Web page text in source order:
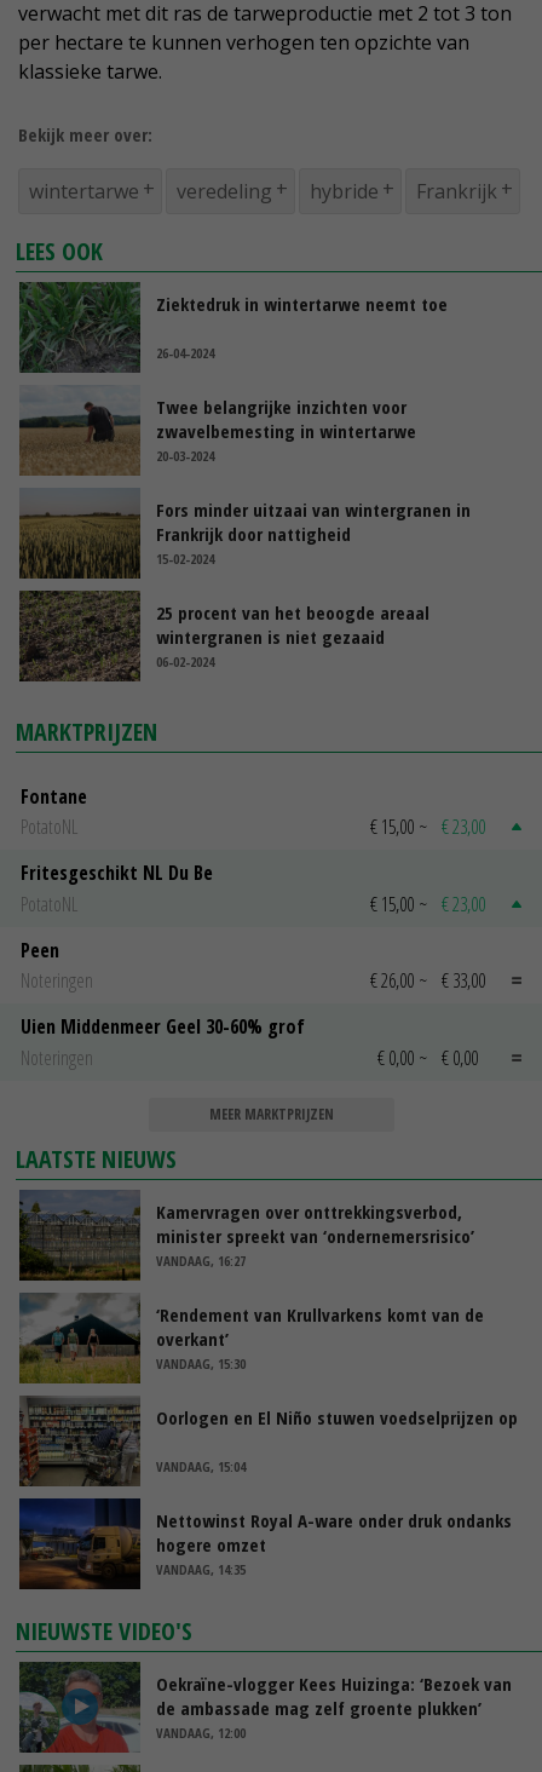
verwacht met dit ras de tarweproductie met 2 tot 3 ton
per hectare te kunnen verhogen ten opzichte van
klassieke tarwe.
Bekijk meer over:
wintertarwe veredeling hybride Frankrijk
LEES OOK
Ziektedruk in wintertarwe neemt toe
26-04-2024
Twee belangrijke inzichten voor
zwavelbemesting in wintertarwe
20-03-2024
Fors minder uitzaai van wintergranen in
Frankrijk door nattigheid
15-02-2024
25 procent van het beoogde areaal
wintergranen is niet gezaaid
06-02-2024
MARKTPRIJZEN
Fontane
PotatoNL
€ 15,00 ~ € 23,00
Fritesgeschikt NL Du Be
PotatoNL
€ 15,00 ~ € 23,00
Peen
Noteringen
€ 26,00 ~ € 33,00
Uien Middenmeer Geel 30-60% grof
Noteringen
€ 0,00 ~ € 0,00
MEER MARKTPRIJZEN
LAATSTE NIEUWS
Kamervragen over onttrekkingsverbod,
minister spreekt van ‘ondernemersrisico’
VANDAAG, 16:27
‘Rendement van Krullvarkens komt van de
overkant’
VANDAAG, 15:30
Oorlogen en El Niño stuwen voedselprijzen op
VANDAAG, 15:04
Nettowinst Royal A-ware onder druk ondanks
hogere omzet
VANDAAG, 14:35
NIEUWSTE VIDEO'S
Oekraïne-vlogger Kees Huizinga: ‘Bezoek van
de ambassade mag zelf groente plukken’
VANDAAG, 12:00